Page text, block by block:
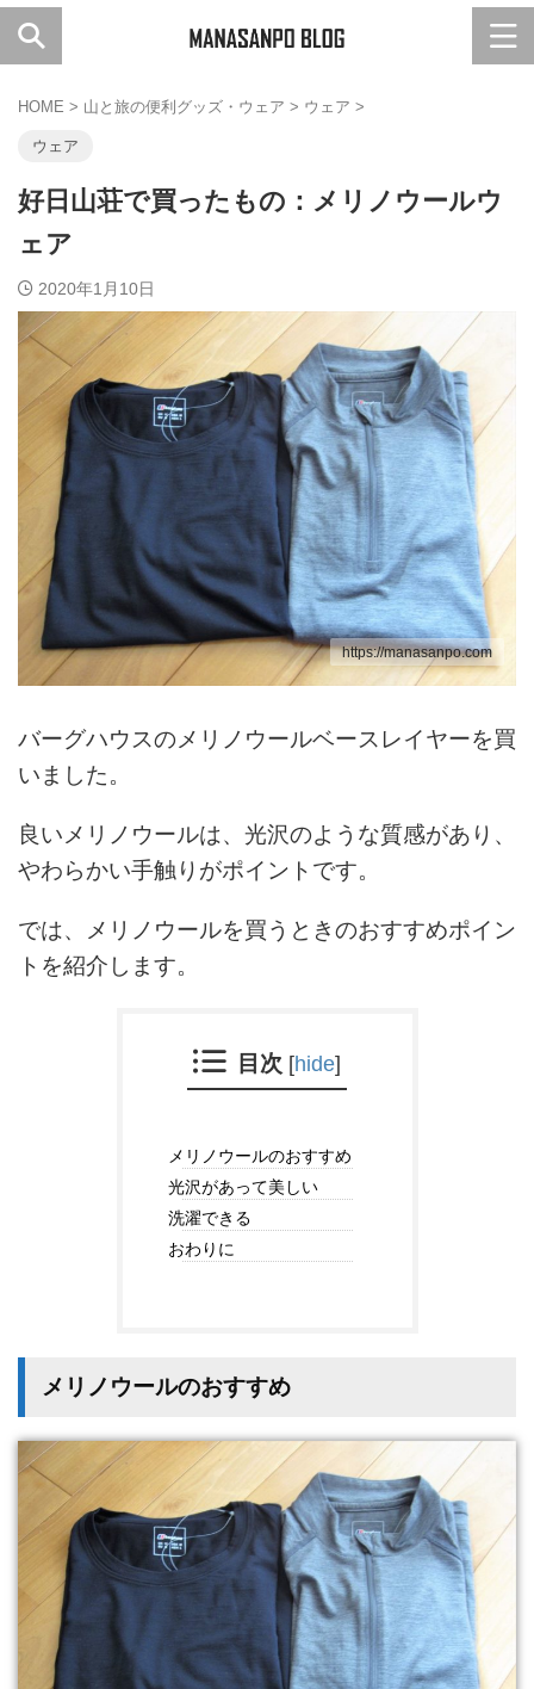
HOME > 山と旅の便利グッズ・ウェア > ウェア >
ウェア
好日山荘で買ったもの：メリノウールウ
ェア
2020年1月10日
https://manasanpo.com
バーグハウスのメリノウールベースレイヤーを買
いました。
良いメリノウールは、光沢のような質感があり、
やわらかい手触りがポイントです。
では、メリノウールを買うときのおすすめポイン
トを紹介します。
目次 [hide]
メリノウールのおすすめ
光沢があって美しい
洗濯できる
おわりに
メリノウールのおすすめ